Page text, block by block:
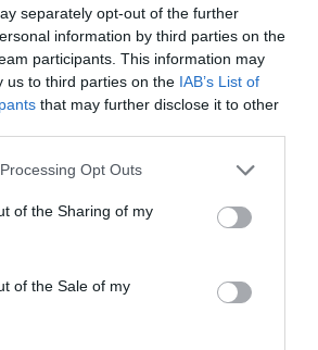
separately opt-out of the further
information by third parties on the
participants. This information may
us to third parties on the IAB’s List of
that may further disclose it to other
Opt Outs
of the Sharing of my
of the Sale of my
en tiempo real el negocio de 60
F y Primera Federación; 200
22 clubes de ACB y Primera
contabiliza la asistencia a
español y otros 7.000
segmentados por competición,
marcas, categorías de producto y
de cada acuerdo. Si